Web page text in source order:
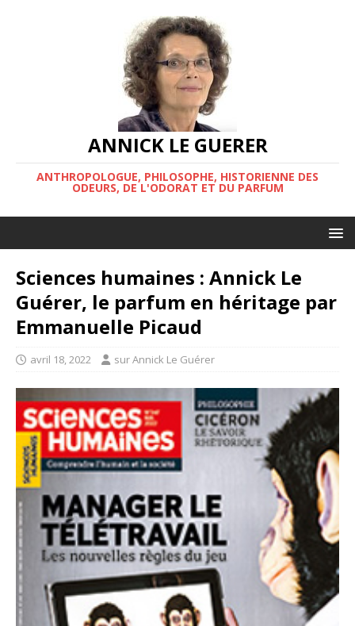
ANNICK LE GUERER
ANTHROPOLOGUE, PHILOSOPHE, HISTORIENNE DES
ODEURS, DE L'ODORAT ET DU PARFUM
Sciences humaines : Annick Le
Guérer, le parfum en héritage par
Emmanuelle Picaud
avril 18, 2022 sur Annick Le Guérer